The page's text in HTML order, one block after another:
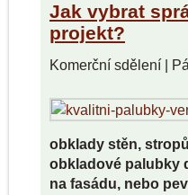
Jak vybrat
projekt?
Komerční sdělení|
obklady stěn,
obkladové palubky
na fasádu, nebo